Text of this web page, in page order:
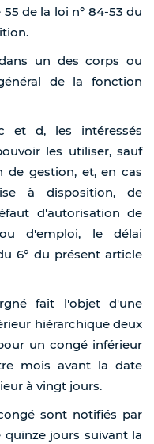
55 de la loi n° 84-53 du
un des corps ou
de la fonction
et d, les intéressés
les utiliser, sauf
de gestion, et, en cas
à disposition, de
d'autorisation de
d'emploi, le délai
6° du présent article
fait l'objet d'une
hiérarchique deux
un congé inférieur
mois avant la date
à vingt jours.
sont notifiés par
jours suivant la